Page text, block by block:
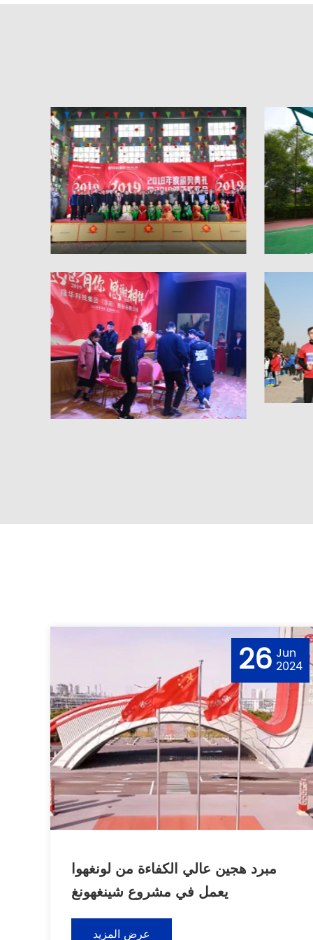
26 Jun
2024
مبرد هجين عالي الكفاءة من لونغهوا
يعمل في مشروع شينغهونغ
عرض المزيد